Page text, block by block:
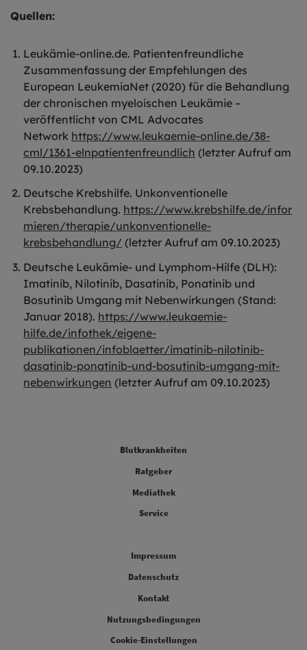
Quellen:
Leukämie-online.de. Patientenfreundliche
Zusammenfassung der Empfehlungen des
European LeukemiaNet (2020) für die Behandlung
der chronischen myeloischen Leukämie –
veröffentlicht von CML Advocates
Network https://www.leukaemie-online.de/38-
cml/1361-elnpatientenfreundlich (letzter Aufruf am
09.10.2023)
Deutsche Krebshilfe. Unkonventionelle
Krebsbehandlung. https://www.krebshilfe.de/infor
mieren/therapie/unkonventionelle-
krebsbehandlung/ (letzter Aufruf am 09.10.2023)
Deutsche Leukämie- und Lymphom-Hilfe (DLH):
Imatinib, Nilotinib, Dasatinib, Ponatinib und
Bosutinib Umgang mit Nebenwirkungen (Stand:
Januar 2018). https://www.leukaemie-
hilfe.de/infothek/eigene-
publikationen/infoblaetter/imatinib-nilotinib-
dasatinib-ponatinib-und-bosutinib-umgang-mit-
nebenwirkungen (letzter Aufruf am 09.10.2023)
Blutkrankheiten
Ratgeber
Mediathek
Service
Impressum
Datenschutz
Kontakt
Nutzungsbedingungen
Cookie-Einstellungen